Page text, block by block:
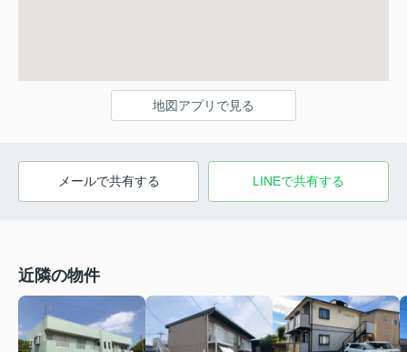
地図アプリで見る
メールで共有する LINEで共有する
近隣の物件